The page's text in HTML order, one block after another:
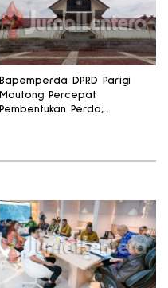
Bapemperda DPRD Parigi
Moutong Percepat
Pembentukan Perda,